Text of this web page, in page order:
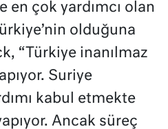
en çok yardımcı olan
olduğuna
“Türkiye inanılmaz
Suriye
kabul etmekte
Ancak süreç